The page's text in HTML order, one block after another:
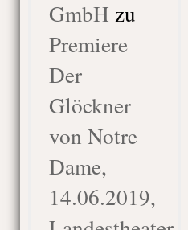
GmbH zu
Premiere
Der
Glöckner
von Notre
Dame,
14.06.2019,